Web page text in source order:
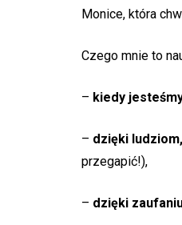
Monice, która
Czego mnie to
– kiedy
– dzięki ludziom,
przegapić!),
– dzięki